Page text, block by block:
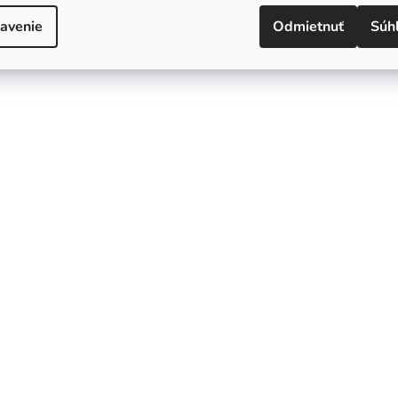
Odmietnuť